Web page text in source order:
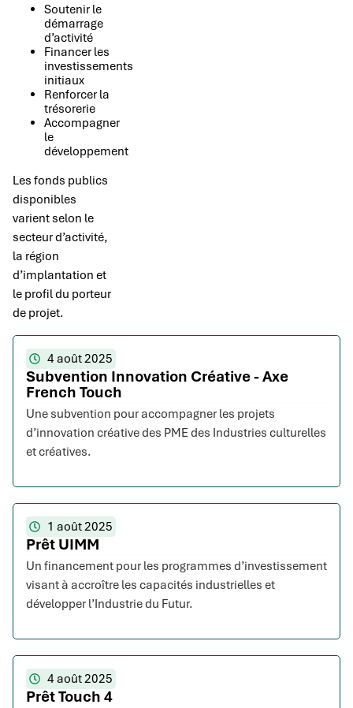
Soutenir le
démarrage
d’activité
Financer les
investissements
initiaux
Renforcer la
trésorerie
Accompagner
le
développement
Les fonds publics
disponibles
varient selon le
secteur d’activité,
la région
d’implantation et
le profil du porteur
de projet.
4 août 2025
Subvention Innovation Créative - Axe
French Touch
Une subvention pour accompagner les projets
d’innovation créative des PME des Industries culturelles
et créatives.
1 août 2025
Prêt UIMM
Un financement pour les programmes d’investissement
visant à accroître les capacités industrielles et
développer l’Industrie du Futur.
4 août 2025
Prêt Touch 4